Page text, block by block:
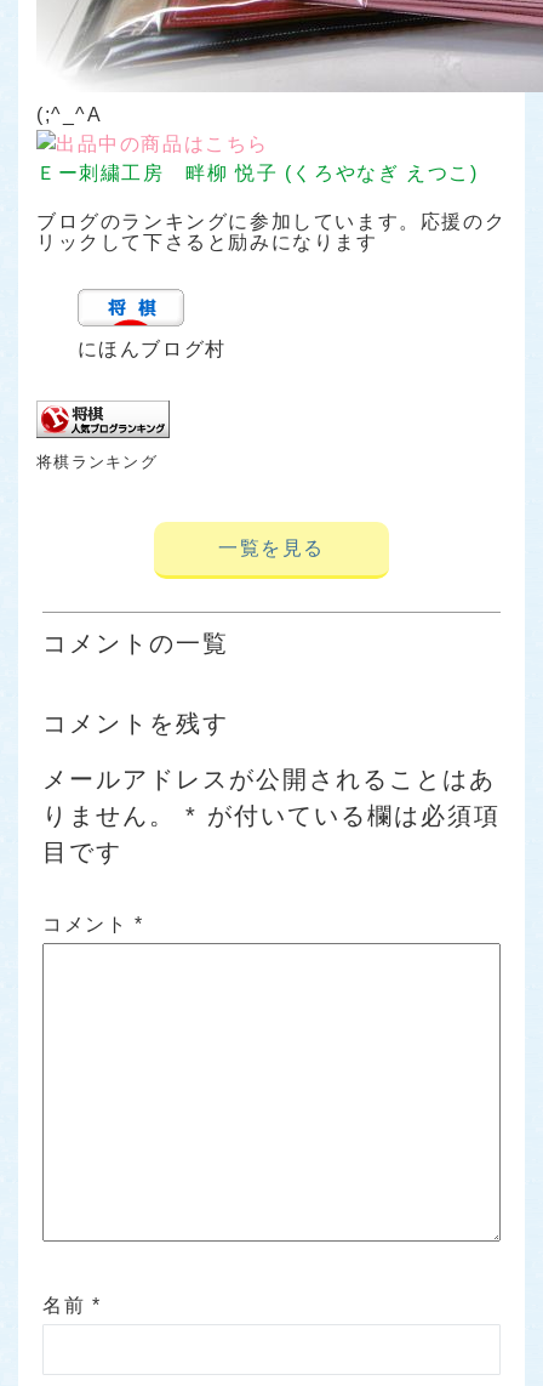
(;^_^A
Ｅー刺繍工房 畔柳 悦子 (くろやなぎ えつこ)
ブログのランキングに参加しています。応援のク
リックして下さると励みになります
にほんブログ村
将棋ランキング
一覧を見る
コメントの一覧
コメントを残す
メールアドレスが公開されることはあ
りません。
* が付いている欄は必須項
目です
コメント *
名前 *